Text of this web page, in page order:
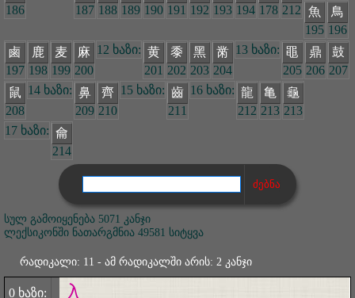
186
187 188 189 190 191 192 193 194 178 212 魚
195
鳥
196
鹵
197
鹿
198
麦
199
麻
200
12 ხაზი: 黄
201
黍
202
黑
203
黹
204
13 ხაზი: 黽
205
鼎
206
鼓
207
鼠
208
14 ხაზი: 鼻
209
齊
210
15 ხაზი: 齒
211
16 ხაზი: 龍
212
亀
213
龜
213
17 ხაზი: 龠
214
სულ გამოიყენება 5071 კანჯი
ლექსიკონში ნათარგმნია 49581 სიტყვა
რადიკალი: 11 - ამ რადიკალში არის: 2 კანჯი
0 ხაზი: 入